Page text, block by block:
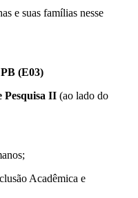
e suas famílias nesse
(E03)
II (ao lado do
Acadêmica e